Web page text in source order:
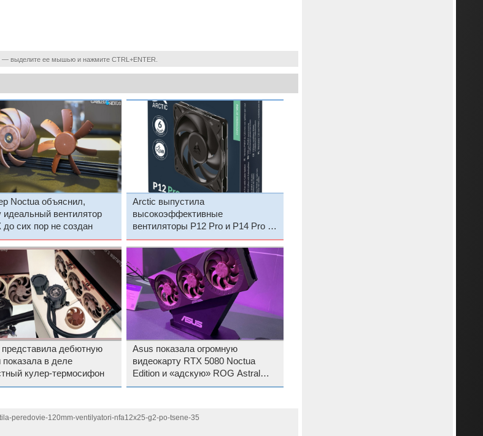
— выделите ее мышью и нажмите CTRL+ENTER.
Noctua объяснил,
идеальный вентилятор
сих пор не создан
Arctic выпустила
высокоэффективные
вентиляторы P12 Pro и P14 Pro с
подсветкой и без неё
представила дебютную
в деле
кулер-термосифон
Asus показала огромную
видеокарту RTX 5080 Noctua
Edition и «адскую» ROG Astral
RTX 5080 Doom Edition
peredovie-120mm-ventilyatori-nfa12x25-g2-po-tsene-35